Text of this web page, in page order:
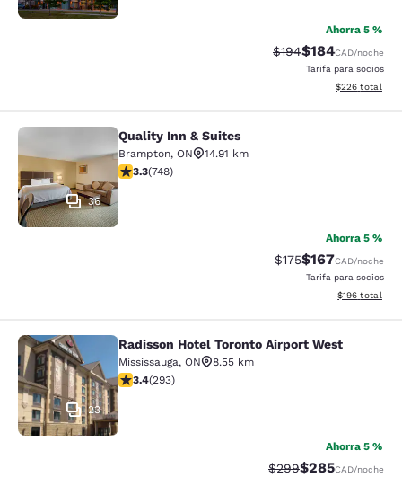
Ahorra 5 %
Tarifa tachada:
$194Tarifa reducida:
$184CAD/noche
Tarifa para socios
Ver detalles
$226 total
Quality Inn & Suites
36
Quality Inn & Suites
Brampton, ON
14.91 km
Calificación de 3.25 estrellas. Bueno. 748 reseñas
3.3(748)
Ahorra 5 %
Tarifa tachada:
$175Tarifa reducida:
$167CAD/noche
Tarifa para socios
Ver detalles
$196 total
Radisson Hotel Toronto Airport
23
Radisson Hotel Toronto Airport West
Mississauga, ON
8.55 km
Calificación de 3.4 estrellas. Bueno. 293 reseñas
3.4(293)
Ahorra 5 %
Tarifa tachada:
$299Tarifa reducida:
$285CAD/noche